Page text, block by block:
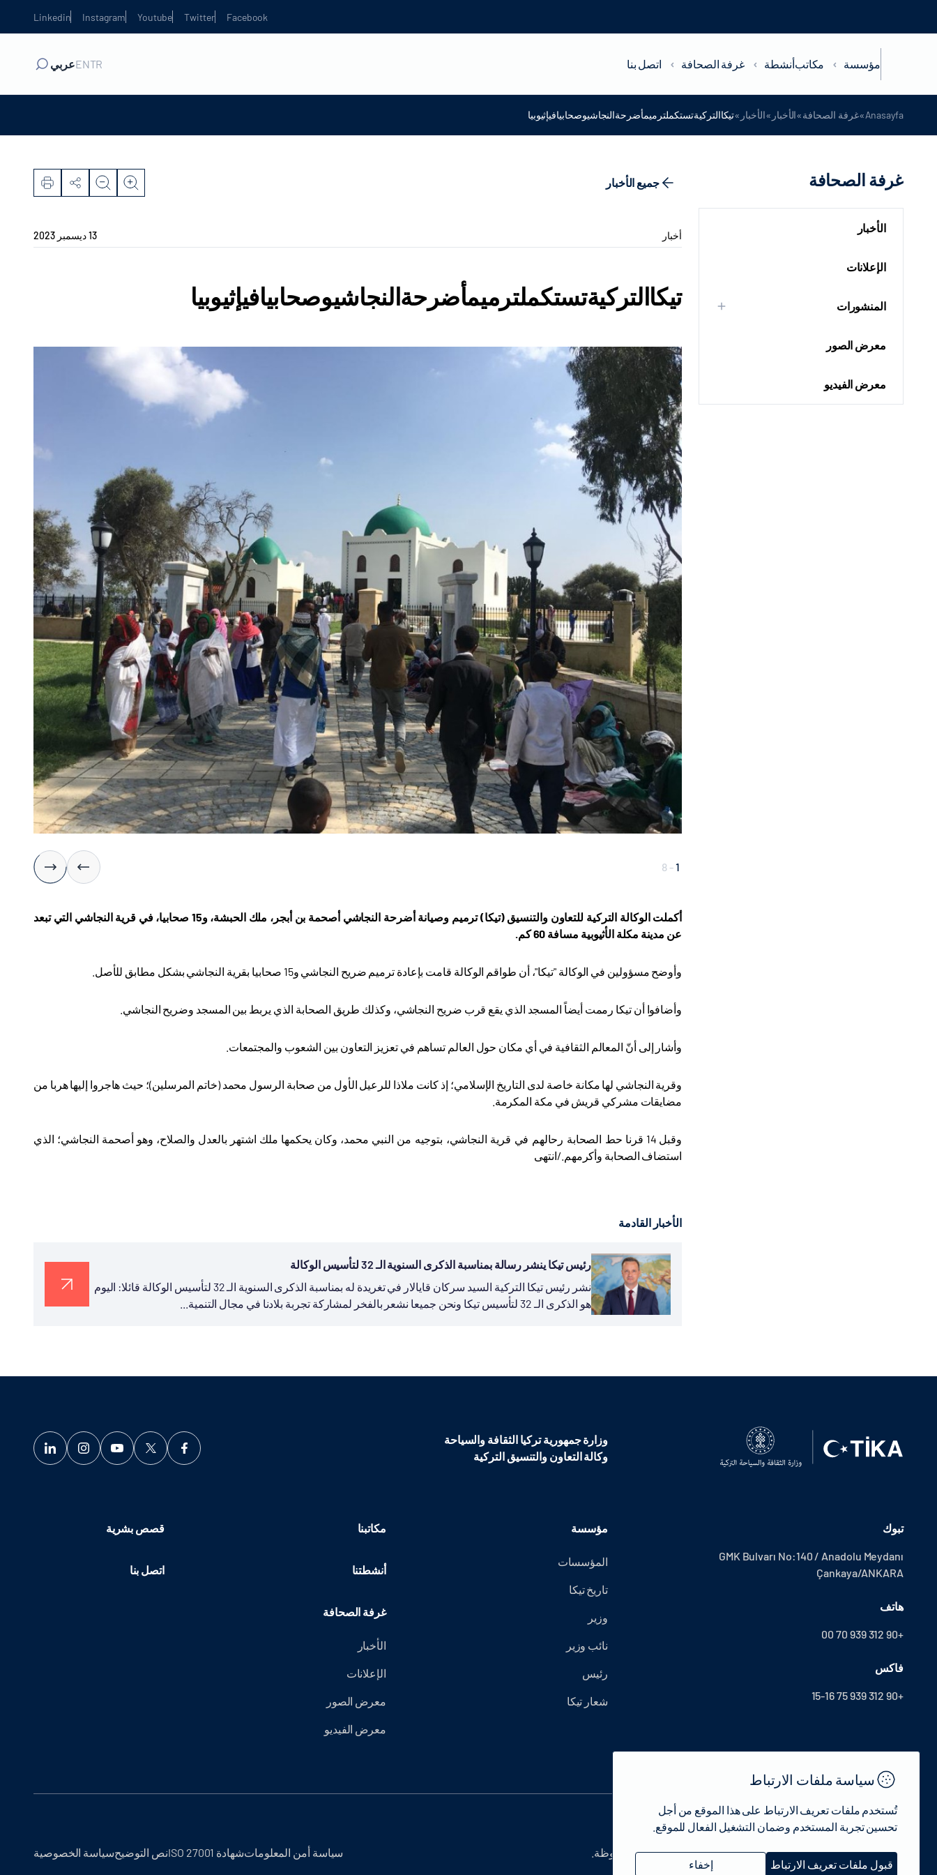
Facebook
Twitter
Youtube
Instagram
Linkedin
مؤسسة مكاتبأنشطة غرفة الصحافة اتصل بنا TR
ENعربي
Anasayfa
»غرفة الصحافة»الأخبار »الأخبار »تيكاالتركيةتستكملترميمأضرحةالنجاشيوصحابيافيإثيوبيا
غرفة الصحافة
الأخبار
الإعلانات
المنشورات
معرض الصور
معرض الفيديو
جميع الأخبار
أخبار 13 ديسمبر 2023
تيكاالتركيةتستكملترميمأضرحةالنجاشيوصحابيافيإثيوبيا
1
-
8
أكملت الوكالة التركية للتعاون والتنسيق (تيكا) ترميم وصيانة أضرحة النجاشي أصحمة بن أبجر، ملك الحبشة، و15 صحابيا، في قرية النجاشي التي تبعد
عن مدينة مكلة الأثيوبية مسافة 60 كم
وأوضح مسؤولين في الوكالة "تيكا"، أن طواقم الوكالة قامت بإعادة ترميم ضريح النجاشي و15 صحابيا بقرية النجاشي بشكل مطابق للأصل
وأضافوا أن تيكا رممت أيضاً المسجد الذي يقع قرب ضريح النجاشي، وكذلك طريق الصحابة الذي يربط بين المسجد وضريح النجاشي
وأشار إلى أنّ المعالم الثقافية في أي مكان حول العالم تساهم في تعزيز التعاون بين الشعوب والمجتمعات
وقرية النجاشي لها مكانة خاصة لدى التاريخ الإسلامي؛ إذ كانت ملاذا للرعيل الأول من صحابة الرسول محمد (خاتم المرسلين)؛ حيث هاجروا إليها هربا من
مضايقات مشركي قريش في مكة المكرمة
وقبل 14 قرنا حط الصحابة رحالهم في قرية النجاشي، بتوجيه من النبي محمد، وكان يحكمها ملك اشتهر بالعدل والصلاح، وهو أصحمة النجاشي؛ الذي
استضاف الصحابة وأكرمهم./انتهى
الأخبار القادمة
رئيس تيكا ينشر رسالة بمناسبة الذكرى السنوية الـ 32 لتأسيس الوكالة
نشر رئيس تيكا التركية السيد سركان قايالار في تغريدة له بمناسبة الذكرى السنوية الـ 32 لتأسيس الوكالة قائلا: اليوم
هو الذكرى الـ 32 لتأسيس تيكا ونحن جميعا نشعر بالفخر لمشاركة تجربة بلادنا في مجال التنمية...
وزارة جمهورية تركيا الثقافة والسياحة
وكالة التعاون والتنسيق التركية
تبوك
GMK Bulvarı No:140 / Anadolu Meydanı
Çankaya/ANKARA
هاتف
+90 312 939 70 00
فاكس
+90 312 939 75 15-16
مؤسسة
المؤسسات
تاريخ تيكا
وزير
نائب وزير
رئيس
شعار تيكا
مكاتبنا
أنشطتنا
غرفة الصحافة
الأخبار
الإعلانات
معرض الصور
معرض الفيديو
قصص بشرية
اتصل بنا
© 2022 جمهورية تركيا وزارة الثقافة والسياحة - جميع الحقوق محفوظة. سياسة أمن المعلوماتشهادة ISO 27001 نص التوضيحسياسة الخصوصية
سياسة ملفات الارتباط
تُستخدم ملفات تعريف الارتباط على هذا الموقع من أجل
تحسين تجربة المستخدم وضمان التشغيل الفعال للموقع.
قبول ملفات تعريف الارتباط إخفاء